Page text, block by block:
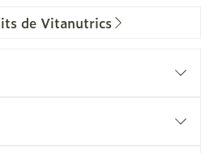
de Vitanutrics